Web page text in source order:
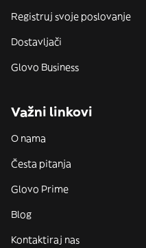
Registruj svoje poslovanje
Dostavljači
Glovo Business
Važni linkovi
O nama
Česta pitanja
Glovo Prime
Blog
Kontaktiraj nas